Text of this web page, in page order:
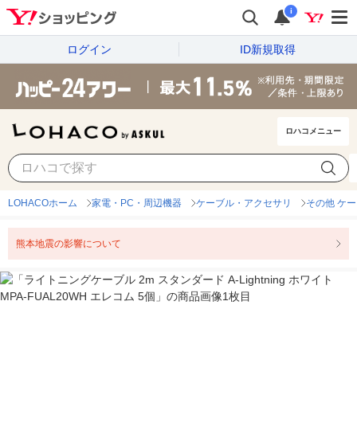
i
ログイン ID新規取得
ロハコメニュー
LOHACOホーム 家電・PC・周辺機器 ケーブル・アクセサリ その他 ケ
熊本地震の影響について